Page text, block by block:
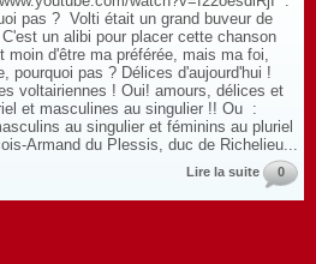
pas ? Volti était un grand buveur de
un alibi pour placer cette chanson
moin d'être ma préférée, mais ma foi,
pourquoi pas ? Délices d'aujourd'hui !
voltairiennes ! Oui! amours, délices et
et masculines au singulier !! Ou :
au singulier et féminins au pluriel
du Plessis, duc de Richelieu...
Lire la suite 0